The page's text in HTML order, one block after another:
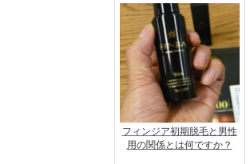
フィンジア初期脱毛と男性
用の関係とは何ですか？